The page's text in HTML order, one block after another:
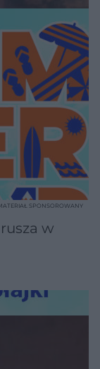
w
SPONSOROWANY